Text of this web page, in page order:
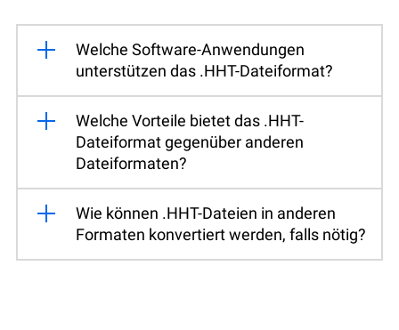
Welche Software-Anwendungen
unterstützen das .HHT-Dateiformat?
Welche Vorteile bietet das .HHT-
Dateiformat gegenüber anderen
Dateiformaten?
Wie können .HHT-Dateien in anderen
Formaten konvertiert werden, falls nötig?